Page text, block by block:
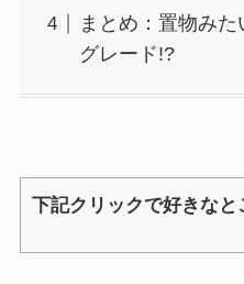
まとめ：置物み
グレード!?
下記クリックで好きなと